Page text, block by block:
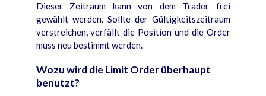
Dieser Zeitraum kann von dem Trader frei
gewählt werden. Sollte der Gültigkeitszeitraum
verstreichen, verfällt die Position und die Order
muss neu bestimmt werden.
Wozu wird die Limit Order überhaupt
benutzt?